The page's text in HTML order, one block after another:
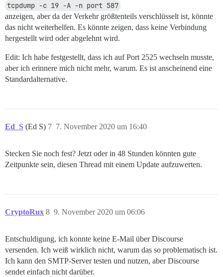
tcpdump -c 19 -A -n port 587
anzeigen, aber da der Verkehr größtenteils verschlüsselt ist, könnte
das nicht weiterhelfen. Es könnte zeigen, dass keine Verbindung
hergestellt wird oder abgelehnt wird.
Edit: Ich habe festgestellt, dass ich auf Port 2525 wechseln musste,
aber ich erinnere mich nicht mehr, warum. Es ist anscheinend eine
Standardalternative.
Ed_S (Ed S) 7. November 2020 um 16:40
7
Stecken Sie noch fest? Jetzt oder in 48 Stunden könnten gute
Zeitpunkte sein, diesen Thread mit einem Update aufzuwerten.
CryptoRux 9. November 2020 um 06:06
8
Entschuldigung, ich konnte keine E-Mail über Discourse
versenden. Ich weiß wirklich nicht, warum das so problematisch ist.
Ich kann den SMTP-Server testen und nutzen, aber Discourse
sendet einfach nicht darüber.